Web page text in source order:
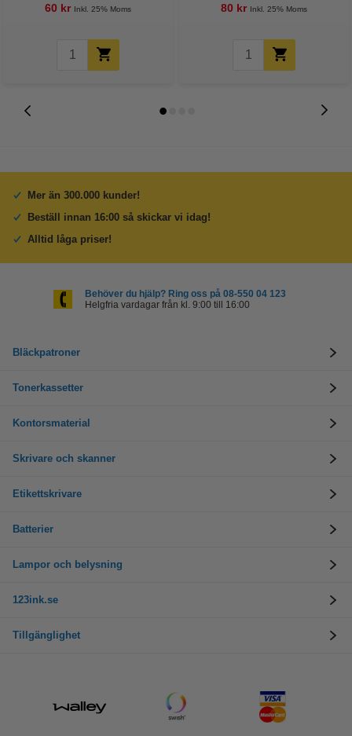
60 kr Inkl. 25% Moms 80 kr Inkl. 25% Moms
Mer än 300.000 kunder!
Beställ innan 16:00 så skickar vi idag!
Alltid låga priser!
Behöver du hjälp? Ring oss på 08-550 04 123
Helgfria vardagar från kl. 9:00 till 16:00
Bläckpatroner
Tonerkassetter
Kontorsmaterial
Skrivare och skanner
Etikettskrivare
Batterier
Lampor och belysning
123ink.se
Tillgänglighet